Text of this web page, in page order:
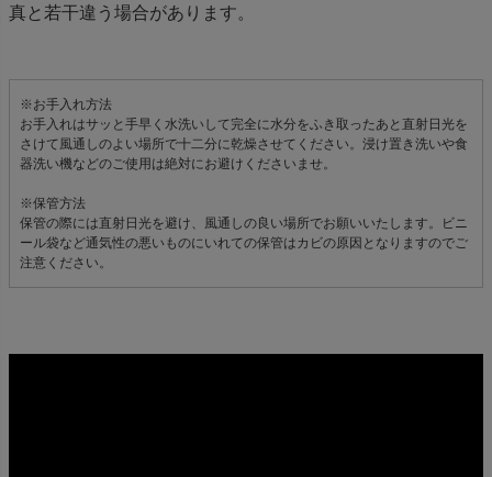
真と若干違う場合があります。
※お手入れ方法
お手入れはサッと手早く水洗いして完全に水分をふき取ったあと直射日光を
さけて風通しのよい場所で十二分に乾燥させてください。浸け置き洗いや食
器洗い機などのご使用は絶対にお避けくださいませ。
※保管方法
保管の際には直射日光を避け、風通しの良い場所でお願いいたします。ビニ
ール袋など通気性の悪いものにいれての保管はカビの原因となりますのでご
注意ください。